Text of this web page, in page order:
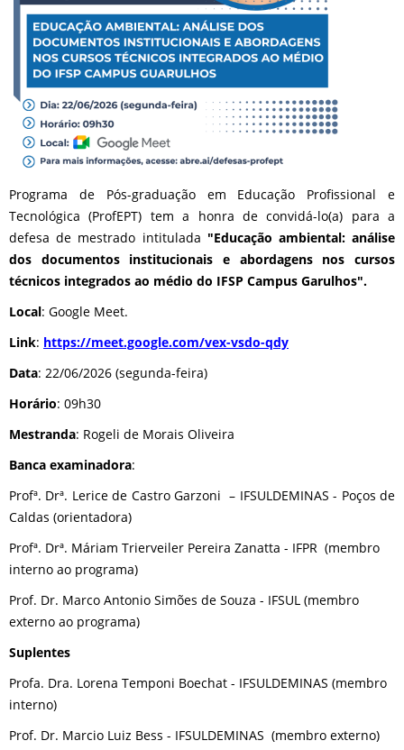
Programa de Pós-graduação em Educação Profissional e
Tecnológica (ProfEPT) tem a honra de convidá-lo(a) para a
defesa de mestrado intitulada "Educação ambiental: análise
dos documentos institucionais e abordagens nos cursos
técnicos integrados ao médio do IFSP Campus Garulhos".
Local: Google Meet.
Link: https://meet.google.com/vex-vsdo-qdy
Data: 22/06/2026 (segunda-feira)
Horário: 09h30
Mestranda: Rogeli de Morais Oliveira
Banca examinadora:
Profª. Drª. Lerice de Castro Garzoni – IFSULDEMINAS - Poços de
Caldas (orientadora)
Profª. Drª. Máriam Trierveiler Pereira Zanatta - IFPR (membro
interno ao programa)
Prof. Dr. Marco Antonio Simões de Souza - IFSUL (membro
externo ao programa)
Suplentes
Profa. Dra. Lorena Temponi Boechat - IFSULDEMINAS (membro
interno)
Prof. Dr. Marcio Luiz Bess - IFSULDEMINAS (membro externo)